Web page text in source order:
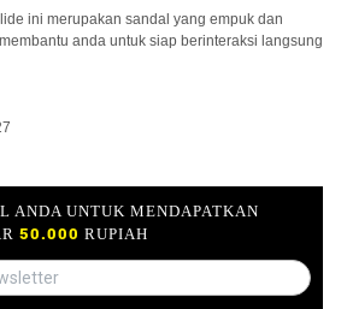
ini merupakan sandal yang empuk dan
anda untuk siap berinteraksi langsung
ANDA UNTUK MENDAPATKAN
50.000 RUPIAH